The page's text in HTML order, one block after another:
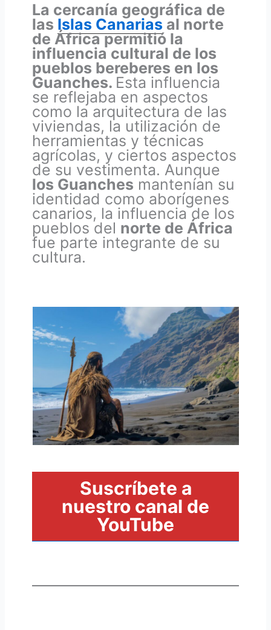
La cercanía geográfica de
las Islas Canarias al norte
de África permitió la
influencia cultural de los
pueblos bereberes en los
Guanches. Esta influencia
se reflejaba en aspectos
como la arquitectura de las
viviendas, la utilización de
herramientas y técnicas
agrícolas, y ciertos aspectos
de su vestimenta. Aunque
los Guanches mantenían su
identidad como aborígenes
canarios, la influencia de los
pueblos del norte de África
fue parte integrante de su
cultura.
Suscríbete a
nuestro canal de
YouTube